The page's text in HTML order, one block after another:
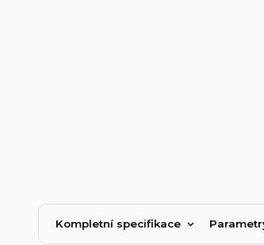
Kompletní specifikace